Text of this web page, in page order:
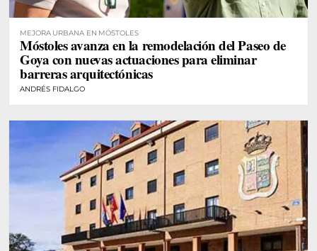
MEJORA URBANA EN MÓSTOLES
Móstoles avanza en la remodelación del Paseo de
Goya con nuevas actuaciones para eliminar
barreras arquitectónicas
ANDRÉS FIDALGO